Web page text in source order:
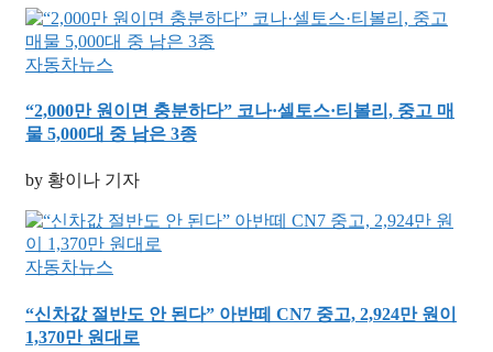
자동차뉴스
“2,000만 원이면 충분하다” 코나·셀토스·티볼리, 중고 매
물 5,000대 중 남은 3종
by 황이나 기자
자동차뉴스
“신차값 절반도 안 된다” 아반떼 CN7 중고, 2,924만 원이
1,370만 원대로